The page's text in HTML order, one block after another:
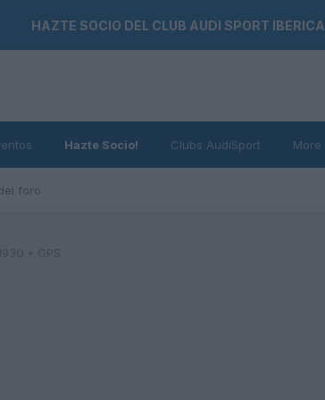
HAZTE SOCIO DEL CLUB AUDI SPORT IBERICA
foro
Hazte Socio! Clubs AudiSport More